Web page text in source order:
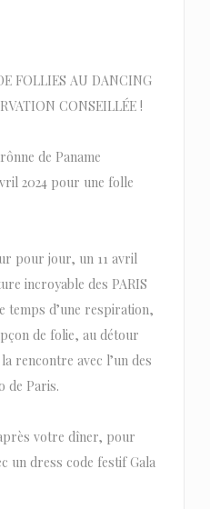
FOLLIES AU DANCING
CONSEILLÉE !
de Paname
2024 pour une folle
pour jour, un 11 avril
incroyable des PARIS
temps d’une respiration,
de folie, au détour
rencontre avec l’un des
de Paris.
votre dîner, pour
un dress code festif Gala